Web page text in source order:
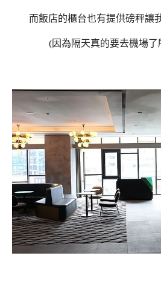
而飯店的櫃台也有提供磅秤讓
(因為隔天真的要去機場了